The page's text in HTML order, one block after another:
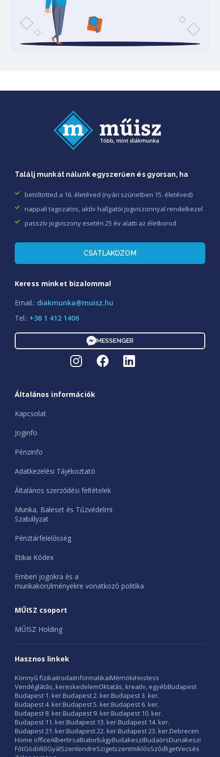
Találj munkát nálunk egyszerűen és gyorsan, ha
betöltötted a 16. életéved (nyári szünetben 15. életéved)
nappali tagozatos, aktív hallgatói jogviszonnyal rendelkezel
passzív jogviszony esetén 25 év alatti az életkorod
CSATLAKOZOM
Keress minket bizalommal
Email.: diakmunka@muisz.hu
Tel.: +36 1 412 1406
MESSENGER
Általános információk
Kapcsolat
Joginfo
Pénzinfo
Adatkezelési Tájékoztató
Általános szerződési feltételek
Munka, Baleset és Tűzvédelmi
Szabályzat
Pénztárfelelősség
Etikai Kódex
Emberi jogokra és a
munkakörülményekre vonatkozó politika
MŰISZ csoport
MŰISZ Holding
Hasznos linkek
Könnyű fizikaiIrodaiInformatikaiMérnökiHostess
Vendéglátás, kereskedelemOktatás, kreatív, egyébBudapest
Budapest 1. ker.Budapest 2. ker.Budapest 3. ker.
Budapest 4. ker.Budapest 5. ker.Budapest 6. ker.
Budapest 8. ker.Budapest 9. ker.Budapest 10. ker.
Budapest 11. ker.Budapest 13. ker.Budapest 14. ker.
Budapest 21. ker.Budapest 22. ker.Budapest 23. ker.Debrecen
Home officeAlbertirsaBiatorbágyBudakesziBudaörsDunakeszi
FótGödöllőGyálSzentendreSzigetszentmiklósSződligetVecsés